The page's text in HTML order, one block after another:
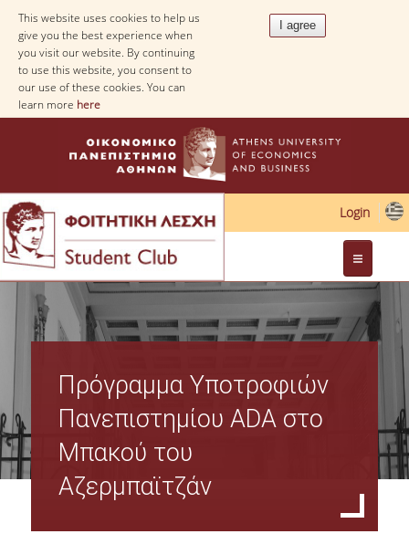
This website uses cookies to help us
give you the best experience when
you visit our website. By continuing
to use this website, you consent to
our use of these cookies. You can
learn more here
Login
Πρόγραμμα Υποτροφιών
Πανεπιστημίου ADA στο
Μπακού του
Αζερμπαϊτζάν